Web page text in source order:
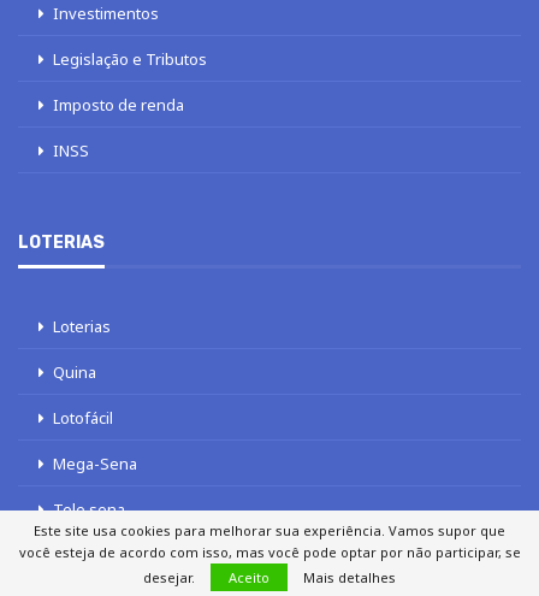
Investimentos
Legislação e Tributos
Imposto de renda
INSS
LOTERIAS
Loterias
Quina
Lotofácil
Mega-Sena
Tele sena
Este site usa cookies para melhorar sua experiência. Vamos supor que
você esteja de acordo com isso, mas você pode optar por não participar, se
desejar.
Aceito Mais detalhes